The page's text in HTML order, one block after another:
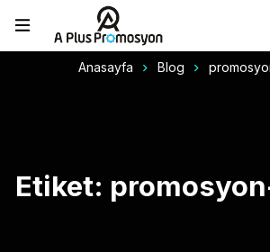
Anasayfa Blog
Etiket: